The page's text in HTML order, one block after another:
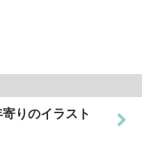
りのイラスト